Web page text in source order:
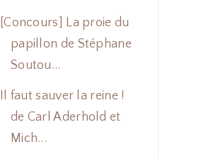
[Concours] La proie du
papillon de Stéphane
Soutou...
Il faut sauver la reine !
de Carl Aderhold et
Mich...